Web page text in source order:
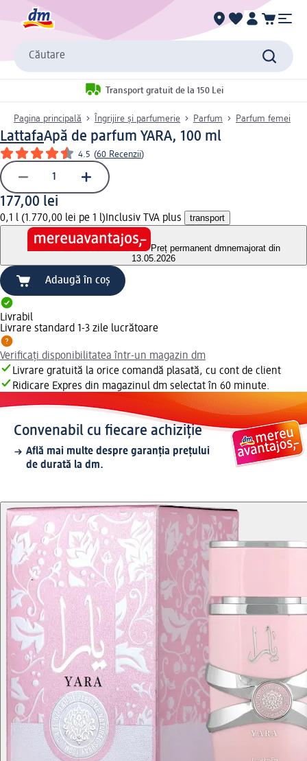
Căutare
Transport gratuit de la 150 Lei
Pagina principală Îngrijire și parfumerie Parfum Parfum femei
LattafaApă de parfum YARA, 100 ml
4.5 (60 Recenzii)
177,00 lei
0,1 l (1.770,00 lei pe 1 l) Inclusiv TVA plus transport
Preț permanent dmnemajorat din
13.05.2026
Adaugă în coș
Livrabil
Livrare standard 1-3 zile lucrătoare
Verificați disponibilitatea într-un magazin dm
Livrare gratuită la orice comandă plasată, cu cont de client
Ridicare Expres din magazinul dm selectat în 60 minute.
Convenabil cu fiecare achiziție
Află mai multe despre garanția prețului
de durată la dm.